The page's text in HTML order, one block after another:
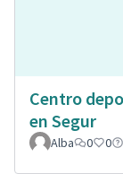
Centro
en Segur
Alba
0 0